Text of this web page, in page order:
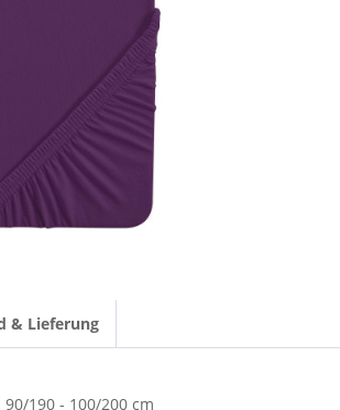
& Lieferung
90/190 - 100/200 cm